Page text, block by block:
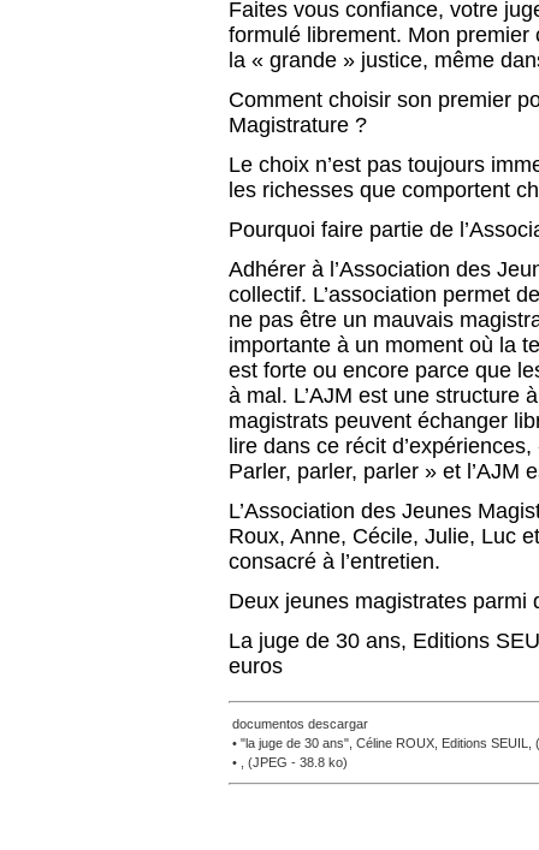
Faites vous confiance, votre
formulé librement. Mon
la « grande » justice, même
Comment choisir son premier
Magistrature ?
Le choix n’est pas toujours
les richesses que comportent
Pourquoi faire partie de
Adhérer à l’Association des
collectif. L’association permet
ne pas être un mauvais
importante à un moment où la
est forte ou encore parce que
à mal. L’AJM est une structure
magistrats peuvent échanger
lire dans ce récit
Parler, parler, parler » et l’AJM
L’Association des Jeunes
Roux, Anne, Cécile, Julie, Luc
consacré à l’entretien.
Deux jeunes magistrates parmi
La juge de 30 ans, Editions
euros
documentos descargar
• "la juge de 30 ans", Céline ROUX, Editions SEUIL,
• , (JPEG - 38.8 ko)